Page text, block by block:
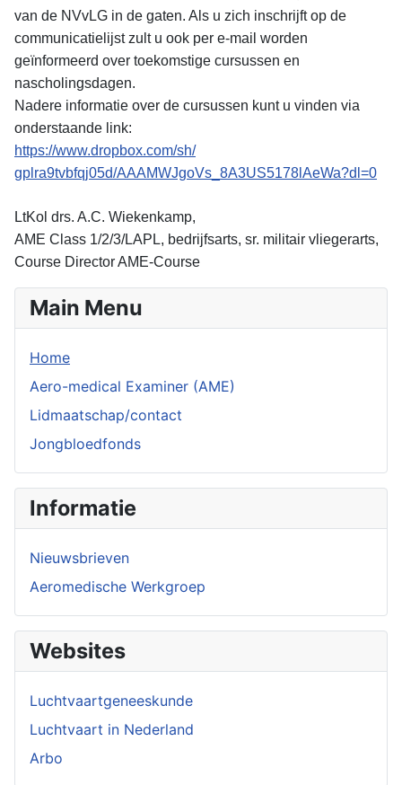
van de NVvLG in de gaten. Als u zich inschrijft op de
communicatielijst zult u ook per e-mail worden
geïnformeerd over toekomstige cursussen en
nascholingsdagen.
Nadere informatie over de cursussen kunt u vinden via
onderstaande link:
https://www.dropbox.com/sh/
gplra9tvbfqj05d/AAAMWJgoVs_ 8A3US5178lAeWa?dl=0
LtKol drs. A.C. Wiekenkamp,
AME Class 1/2/3/LAPL, bedrijfsarts, sr. militair vliegerarts,
Course Director AME-Course
Main Menu
Home
Aero-medical Examiner (AME)
Lidmaatschap/contact
Jongbloedfonds
Informatie
Nieuwsbrieven
Aeromedische Werkgroep
Websites
Luchtvaartgeneeskunde
Luchtvaart in Nederland
Arbo